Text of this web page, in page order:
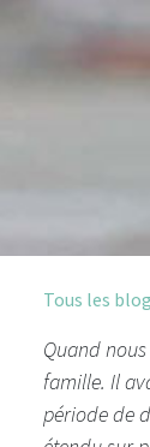
Tous les
Quand
famille. Il
période de